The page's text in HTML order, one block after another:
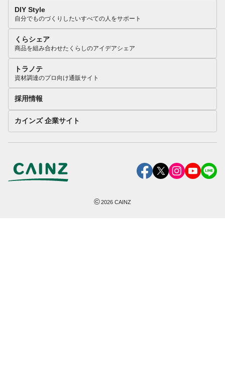
DIY Style
自分でものづくりしたいすべての人をサポート
くらシェア
商品を組み合わせたくらしのアイデアシェア
トラノテ
資材調達のプロ向け通販サイト
採用情報
カインズ 企業サイト
©2026 CAINZ